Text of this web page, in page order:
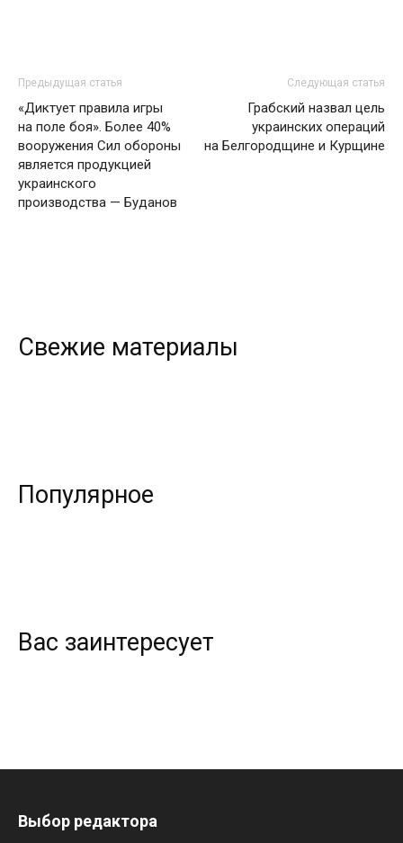
Предыдущая статья
«Диктует правила игры
на поле боя». Более 40%
вооружения Сил обороны
является продукцией
украинского
производства — Буданов
Следующая статья
Грабский назвал цель
украинских операций
на Белгородщине и Курщине
Свежие материалы
Популярное
Вас заинтересует
Выбор редактора